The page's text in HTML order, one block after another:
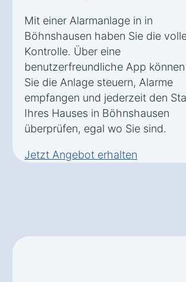
Mit einer Alarmanlage in in
Böhnshausen haben Sie die
Kontrolle. Über eine
benutzerfreundliche App können
Sie die Anlage steuern, Alarme
empfangen und jederzeit den
Ihres Hauses in Böhnshausen
überprüfen, egal wo Sie sind.
Jetzt Angebot erhalten